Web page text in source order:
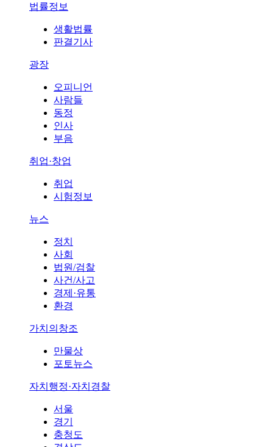
법률정보
생활법률
판결기사
광장
오피니언
사람들
동정
인사
부음
취업·창업
취업
시험정보
뉴스
정치
사회
법원/검찰
사건/사고
경제·유통
환경
가치의창조
만물상
포토뉴스
자치행정·자치경찰
서울
경기
충청도